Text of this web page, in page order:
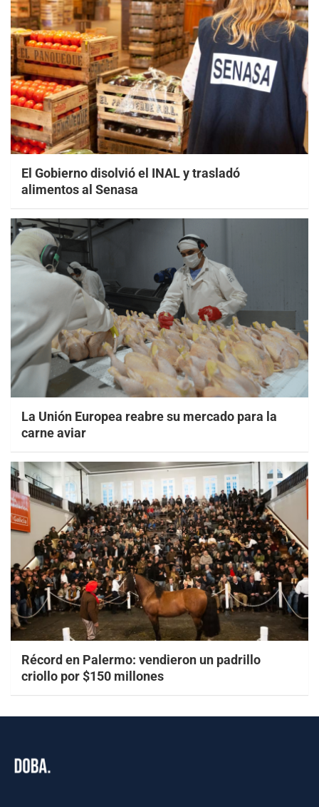
El Gobierno disolvió el INAL y trasladó
alimentos al Senasa
La Unión Europea reabre su mercado para la
carne aviar
Récord en Palermo: vendieron un padrillo
criollo por $150 millones